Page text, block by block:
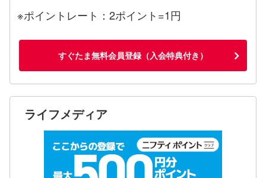
※ポイントレート：2ポイント=1円
すぐたま無料会員登録（入会特典付き）
ライフメディア